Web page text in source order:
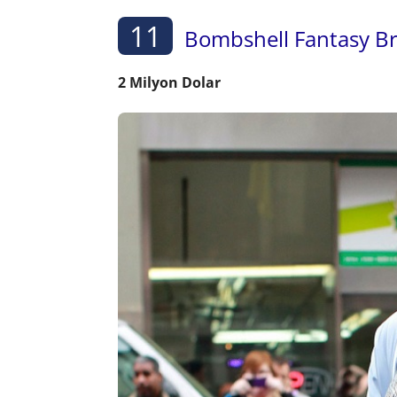
11 Bombshell Fantasy
2 Milyon Dolar